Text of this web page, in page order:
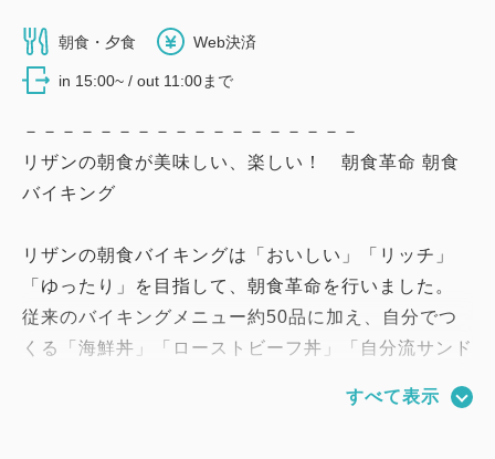
朝食・夕食 Web決済
in 15:00~ / out 11:00まで
－－－－－－－－－－－－－－－－－－
リザンの朝食が美味しい、楽しい！ 朝食革命 朝食
バイキング
リザンの朝食バイキングは「おいしい」「リッチ」
「ゆったり」を目指して、朝食革命を行いました。
従来のバイキングメニュー約50品に加え、自分でつ
くる「海鮮丼」「ローストビーフ丼」「自分流サンド
すべて表示